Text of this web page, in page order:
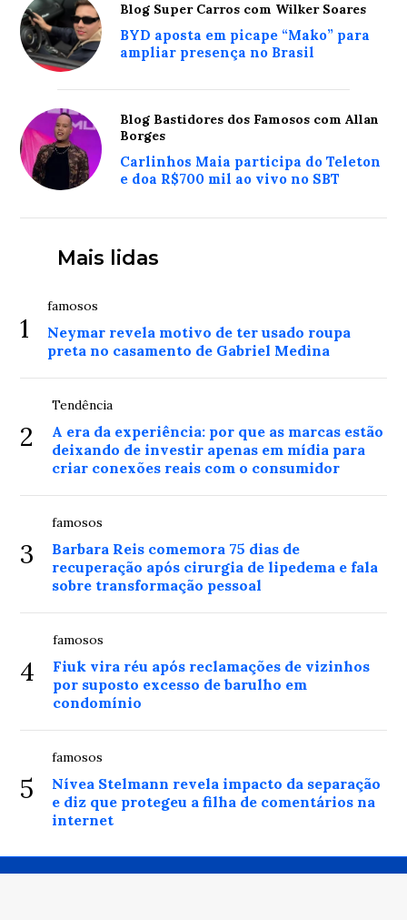
Blog Super Carros com Wilker Soares
BYD aposta em picape “Mako” para
ampliar presença no Brasil
Blog Bastidores dos Famosos com Allan
Borges
Carlinhos Maia participa do Teleton
e doa R$700 mil ao vivo no SBT
Mais lidas
1
famosos
Neymar revela motivo de ter usado roupa
preta no casamento de Gabriel Medina
2
Tendência
A era da experiência: por que as marcas estão
deixando de investir apenas em mídia para
criar conexões reais com o consumidor
3
famosos
Barbara Reis comemora 75 dias de
recuperação após cirurgia de lipedema e fala
sobre transformação pessoal
4
famosos
Fiuk vira réu após reclamações de vizinhos
por suposto excesso de barulho em
condomínio
5
famosos
Nívea Stelmann revela impacto da separação
e diz que protegeu a filha de comentários na
internet